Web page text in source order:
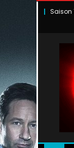
Saison